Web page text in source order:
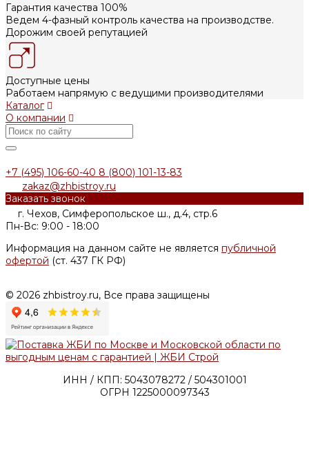
Гарантия качества 100%
Ведем 4-фазный контроль качества на производстве.
Дорожим своей репутацией
Доступные цены
Работаем напрямую с ведущими производителями
Каталог
О компании
+7 (495) 106-60-40 8 (800) 101-13-83
zakaz@zhbistroy.ru
Заказать звонок
г. Чехов, Симферопольское ш., д.4, стр.6
Пн-Вс: 9:00 - 18:00
Информация на данном сайте не является публичной
офертой (ст. 437 ГК РФ)
© 2026 zhbistroy.ru, Все права защищены
ИНН / КПП: 5043078272 / 504301001
ОГРН 1225000097343